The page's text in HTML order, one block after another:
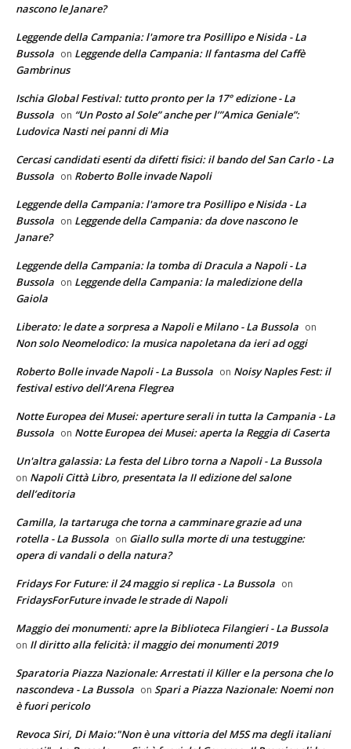
nascono le Janare?
Leggende della Campania: l'amore tra Posillipo e Nisida - La
Bussola on Leggende della Campania: Il fantasma del Caffè
Gambrinus
Ischia Global Festival: tutto pronto per la 17° edizione - La
Bussola on “Un Posto al Sole” anche per l’”Amica Geniale”:
Ludovica Nasti nei panni di Mia
Cercasi candidati esenti da difetti fisici: il bando del San Carlo - La
Bussola on Roberto Bolle invade Napoli
Leggende della Campania: l'amore tra Posillipo e Nisida - La
Bussola on Leggende della Campania: da dove nascono le
Janare?
Leggende della Campania: la tomba di Dracula a Napoli - La
Bussola on Leggende della Campania: la maledizione della
Gaiola
Liberato: le date a sorpresa a Napoli e Milano - La Bussola on
Non solo Neomelodico: la musica napoletana da ieri ad oggi
Roberto Bolle invade Napoli - La Bussola on Noisy Naples Fest: il
festival estivo dell’Arena Flegrea
Notte Europea dei Musei: aperture serali in tutta la Campania - La
Bussola on Notte Europea dei Musei: aperta la Reggia di Caserta
Un'altra galassia: La festa del Libro torna a Napoli - La Bussola
on Napoli Città Libro, presentata la II edizione del salone
dell’editoria
Camilla, la tartaruga che torna a camminare grazie ad una
rotella - La Bussola on Giallo sulla morte di una testuggine:
opera di vandali o della natura?
Fridays For Future: il 24 maggio si replica - La Bussola on
FridaysForFuture invade le strade di Napoli
Maggio dei monumenti: apre la Biblioteca Filangieri - La Bussola
on Il diritto alla felicità: il maggio dei monumenti 2019
Sparatoria Piazza Nazionale: Arrestati il Killer e la persona che lo
nascondeva - La Bussola on Spari a Piazza Nazionale: Noemi non
è fuori pericolo
Revoca Siri, Di Maio:"Non è una vittoria del M5S ma degli italiani